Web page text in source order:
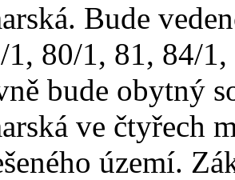
Bude
1, 80/1, 81, 84/
bude obytný
ve čtyřech
území.